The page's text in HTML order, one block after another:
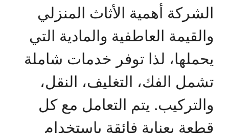
الشركة أهمية الأثاث المنزلي
والقيمة العاطفية والمادية التي
يحملها، لذا توفر خدمات شاملة
تشمل الفك، التغليف، النقل،
والتركيب. يتم التعامل مع كل
قطعة بعناية فائقة باستخدام